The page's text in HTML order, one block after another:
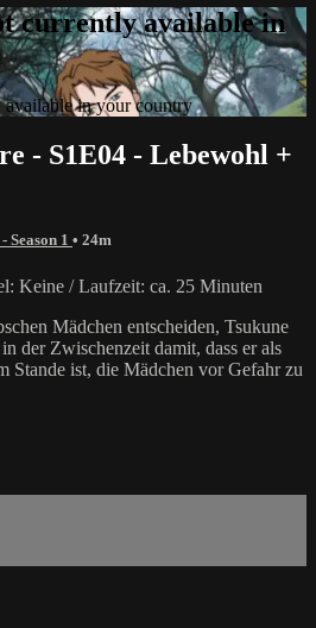
currently available in
in your country
- S1E04 - Lebewohl +
Season 1 • 24m
Keine / Laufzeit: ca. 25 Minuten
Mädchen entscheiden, Tsukune
der Zwischenzeit damit, dass er als
Stande ist, die Mädchen vor Gefahr zu